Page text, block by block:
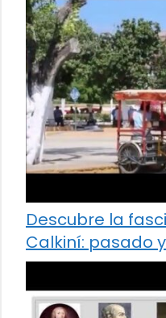
Descubre la
Calkiní: pasado